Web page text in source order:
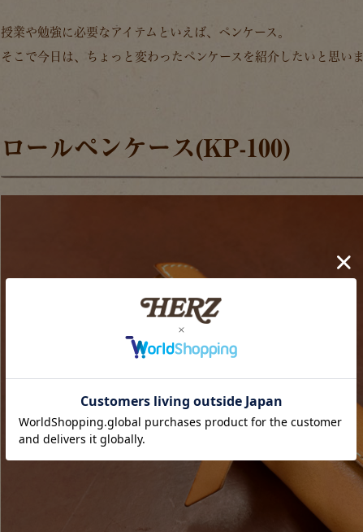
授業や勉強に必要なアイテムといえば、ペンケース。
そこで今日は、ちょっと変わったペンケースを紹介したいと思い
ロールペンケース(KP-100)